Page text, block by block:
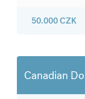
50.000CZK
Canadian